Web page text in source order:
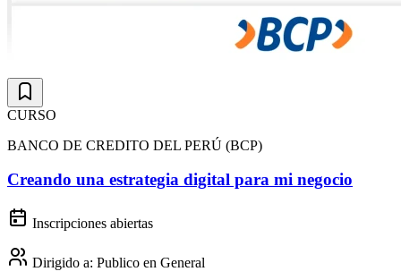
CURSO
BANCO DE CREDITO DEL PERÚ (BCP)
Creando una estrategia digital para mi negocio
Inscripciones abiertas
Dirigido a: Publico en General